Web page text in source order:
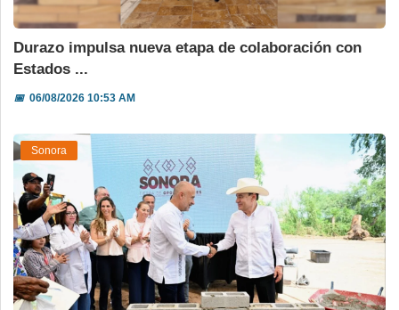
Durazo impulsa nueva etapa de colaboración con
Estados ...
📅06/08/2026 10:53 AM
Sonora